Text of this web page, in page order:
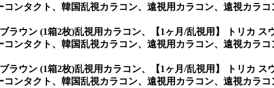
ンタクト、韓国乱視カラコン、遠視用カラコン、遠視カラ
ラウン (1箱2枚)乱視用カラコン、
【1ヶ月/乱視用】 トリカ
ンタクト、韓国乱視カラコン、遠視用カラコン、遠視カラ
ラウン (1箱2枚)乱視用カラコン、
【1ヶ月/乱視用】 トリカ
ンタクト、韓国乱視カラコン、遠視用カラコン、遠視カラ